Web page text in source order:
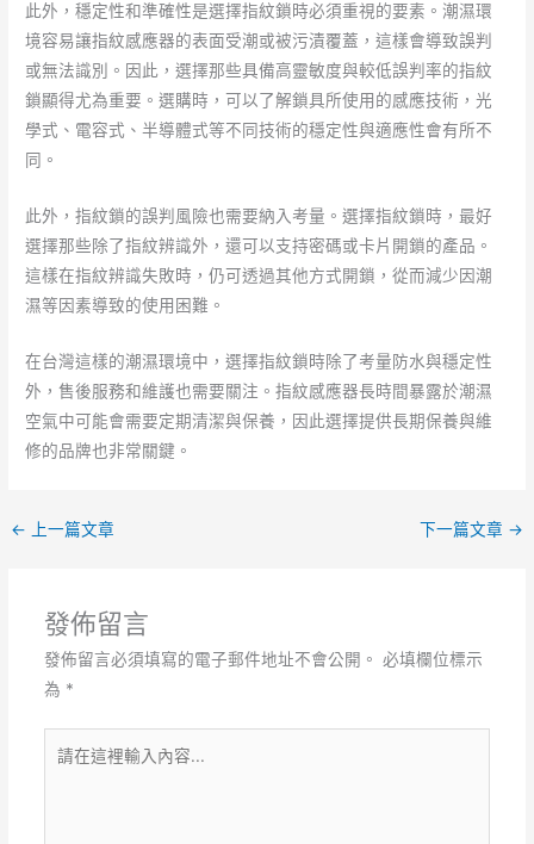
此外，穩定性和準確性是選擇指紋鎖時必須重視的要素。潮濕環
境容易讓指紋感應器的表面受潮或被污漬覆蓋，這樣會導致誤判
或無法識別。因此，選擇那些具備高靈敏度與較低誤判率的指紋
鎖顯得尤為重要。選購時，可以了解鎖具所使用的感應技術，光
學式、電容式、半導體式等不同技術的穩定性與適應性會有所不
同。
此外，指紋鎖的誤判風險也需要納入考量。選擇指紋鎖時，最好
選擇那些除了指紋辨識外，還可以支持密碼或卡片開鎖的產品。
這樣在指紋辨識失敗時，仍可透過其他方式開鎖，從而減少因潮
濕等因素導致的使用困難。
在台灣這樣的潮濕環境中，選擇指紋鎖時除了考量防水與穩定性
外，售後服務和維護也需要關注。指紋感應器長時間暴露於潮濕
空氣中可能會需要定期清潔與保養，因此選擇提供長期保養與維
修的品牌也非常關鍵。
← 上一篇文章 下一篇文章 →
發佈留言
發佈留言必須填寫的電子郵件地址不會公開。 必填欄位標示
為 *